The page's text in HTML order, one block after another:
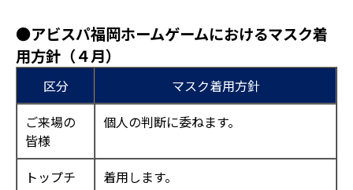
●アビスパ福岡ホームゲームにおけるマスク着
用方針（４月）
区分
マスク着用方針
ご来場の
皆様
個人の判断に委ねます。
トップチ
着用します。